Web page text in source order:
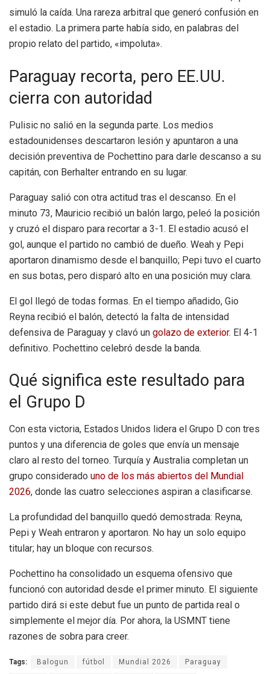
simuló la caída. Una rareza arbitral que generó confusión en
el estadio. La primera parte había sido, en palabras del
propio relato del partido, «impoluta».
Paraguay recorta, pero EE.UU.
cierra con autoridad
Pulisic no salió en la segunda parte. Los medios
estadounidenses descartaron lesión y apuntaron a una
decisión preventiva de Pochettino para darle descanso a su
capitán, con Berhalter entrando en su lugar.
Paraguay salió con otra actitud tras el descanso. En el
minuto 73, Mauricio recibió un balón largo, peleó la posición
y cruzó el disparo para recortar a 3-1. El estadio acusó el
gol, aunque el partido no cambió de dueño. Weah y Pepi
aportaron dinamismo desde el banquillo; Pepi tuvo el cuarto
en sus botas, pero disparó alto en una posición muy clara.
El gol llegó de todas formas. En el tiempo añadido, Gio
Reyna recibió el balón, detectó la falta de intensidad
defensiva de Paraguay y clavó un golazo de exterior. El 4-1
definitivo. Pochettino celebró desde la banda.
Qué significa este resultado para
el Grupo D
Con esta victoria, Estados Unidos lidera el Grupo D con tres
puntos y una diferencia de goles que envía un mensaje
claro al resto del torneo. Turquía y Australia completan un
grupo considerado uno de los más abiertos del Mundial
2026, donde las cuatro selecciones aspiran a clasificarse.
La profundidad del banquillo quedó demostrada: Reyna,
Pepi y Weah entraron y aportaron. No hay un solo equipo
titular; hay un bloque con recursos.
Pochettino ha consolidado un esquema ofensivo que
funcionó con autoridad desde el primer minuto. El siguiente
partido dirá si este debut fue un punto de partida real o
simplemente el mejor día. Por ahora, la USMNT tiene
razones de sobra para creer.
Tags: Balogun fútbol Mundial 2026 Paraguay